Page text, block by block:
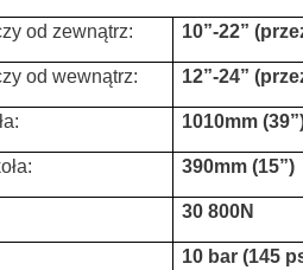
od zewnątrz: 10”-22”
od wewnątrz: 12”-24”
1010mm
390mm (15”)
30 800N
10 bar (145